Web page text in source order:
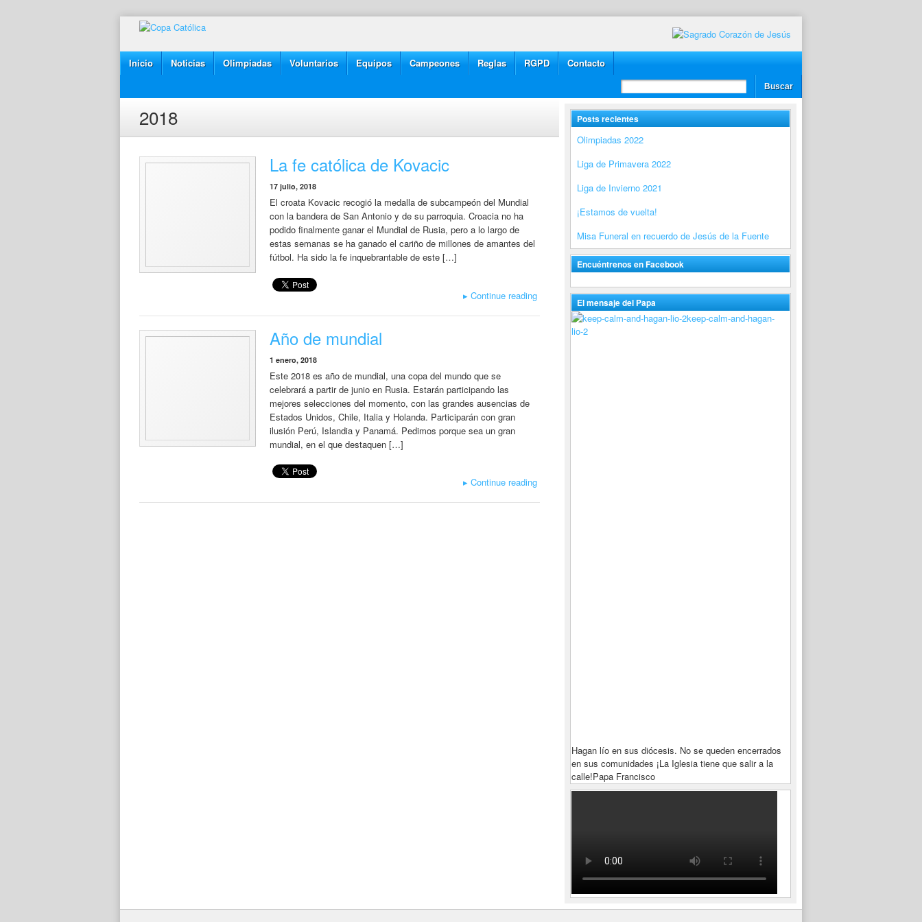
Inicio Noticias Olimpiadas Voluntarios Equipos Campeones Reglas RGPD Contacto
2018
La fe católica de Kovacic
17 julio, 2018
El croata Kovacic recogió la medalla de subcampeón del Mundial
con la bandera de San Antonio y de su parroquia. Croacia no ha
podido finalmente ganar el Mundial de Rusia, pero a lo largo de
estas semanas se ha ganado el cariño de millones de amantes del
fútbol. Ha sido la fe inquebrantable de este […]
▸ Continue reading
Año de mundial
1 enero, 2018
Este 2018 es año de mundial, una copa del mundo que se
celebrará a partir de junio en Rusia. Estarán participando las
mejores selecciones del momento, con las grandes ausencias de
Estados Unidos, Chile, Italia y Holanda. Participarán con gran
ilusión Perú, Islandia y Panamá. Pedimos porque sea un gran
mundial, en el que destaquen […]
▸ Continue reading
Posts recientes
Olimpiadas 2022
Liga de Primavera 2022
Liga de Invierno 2021
¡Estamos de vuelta!
Misa Funeral en recuerdo de Jesús de la Fuente
Encuéntrenos en Facebook
El mensaje del Papa
keep-calm-and-hagan-
lio-2
Hagan lío en sus diócesis. No se queden encerrados
en sus comunidades ¡La Iglesia tiene que salir a la
calle!Papa Francisco